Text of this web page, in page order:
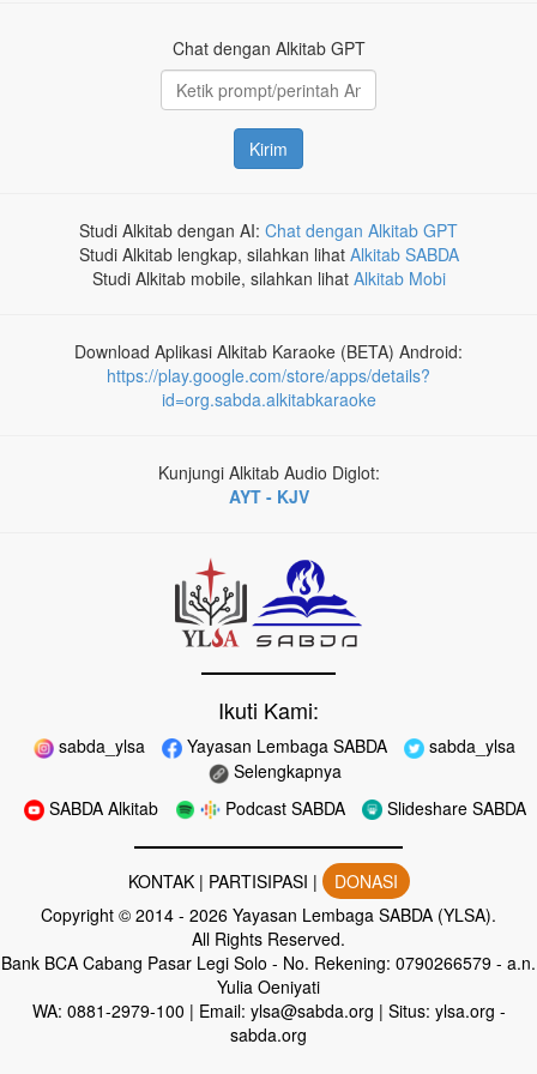
Chat dengan Alkitab GPT
Kirim
Studi Alkitab dengan AI: Chat dengan Alkitab GPT
Studi Alkitab lengkap, silahkan lihat Alkitab SABDA
Studi Alkitab mobile, silahkan lihat Alkitab Mobi
Download Aplikasi Alkitab Karaoke (BETA) Android:
https://play.google.com/store/apps/details?
id=org.sabda.alkitabkaraoke
Kunjungi Alkitab Audio Diglot:
AYT - KJV
Ikuti Kami:
sabda_ylsa Yayasan Lembaga SABDA
sabda_ylsa
Selengkapnya
SABDA Alkitab
Podcast SABDA Slideshare SABDA
KONTAK| PARTISIPASI |
DONASI
Copyright © 2014 - 2026 Yayasan Lembaga SABDA (YLSA).
All Rights Reserved.
Bank BCA Cabang Pasar Legi Solo - No. Rekening: 0790266579 - a.n.
Yulia Oeniyati
WA: 0881-2979-100 | Email: ylsa@sabda.org | Situs: ylsa.org -
sabda.org